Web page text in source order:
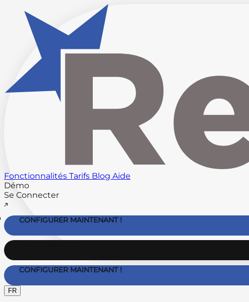
Fonctionnalités Tarifs Blog Aide
Démo
Se Connecter
CONFIGURER MAINTENANT !
CONFIGURER MAINTENANT !
FR